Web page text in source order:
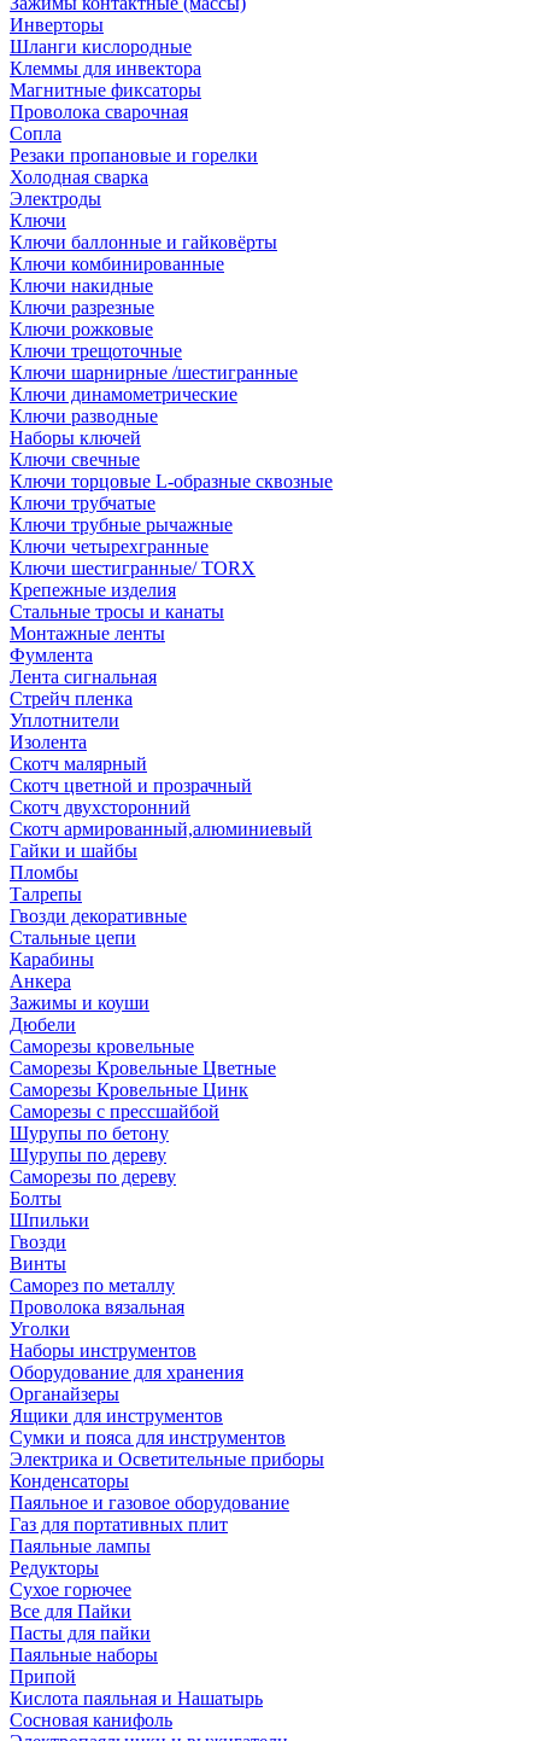
Инверторы
Шланги кислородные
Клеммы для инвектора
Магнитные фиксаторы
Проволока сварочная
Сопла
Резаки пропановые и горелки
Холодная сварка
Электроды
Ключи
Ключи баллонные и гайковёрты
Ключи комбинированные
Ключи накидные
Ключи разрезные
Ключи рожковые
Ключи трещоточные
Ключи шарнирные /шестигранные
Ключи динамометрические
Ключи разводные
Наборы ключей
Ключи свечные
Ключи торцовые L-образные сквозные
Ключи трубчатые
Ключи трубные рычажные
Ключи четырехгранные
Ключи шестигранные/ TORX
Крепежные изделия
Стальные тросы и канаты
Монтажные ленты
Фумлента
Лента сигнальная
Стрейч пленка
Уплотнители
Изолента
Скотч малярный
Скотч цветной и прозрачный
Скотч двухсторонний
Скотч армированный,алюминиевый
Гайки и шайбы
Пломбы
Талрепы
Гвозди декоративные
Стальные цепи
Карабины
Анкера
Зажимы и коуши
Дюбели
Саморезы кровельные
Саморезы Кровельные Цветные
Саморезы Кровельные Цинк
Саморезы с прессшайбой
Шурупы по бетону
Шурупы по дереву
Саморезы по дереву
Болты
Шпильки
Гвозди
Винты
Саморез по металлу
Проволока вязальная
Уголки
Наборы инструментов
Оборудование для хранения
Органайзеры
Ящики для инструментов
Сумки и пояса для инструментов
Электрика и Осветительные приборы
Конденсаторы
Паяльное и газовое оборудование
Газ для портативных плит
Паяльные лампы
Редукторы
Сухое горючее
Все для Пайки
Пасты для пайки
Паяльные наборы
Припой
Кислота паяльная и Нашатырь
Сосновая канифоль